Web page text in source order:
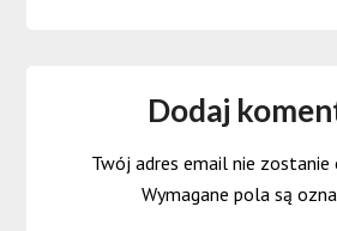
Dodaj
Twój adres email nie zostanie
Wymagane pola są